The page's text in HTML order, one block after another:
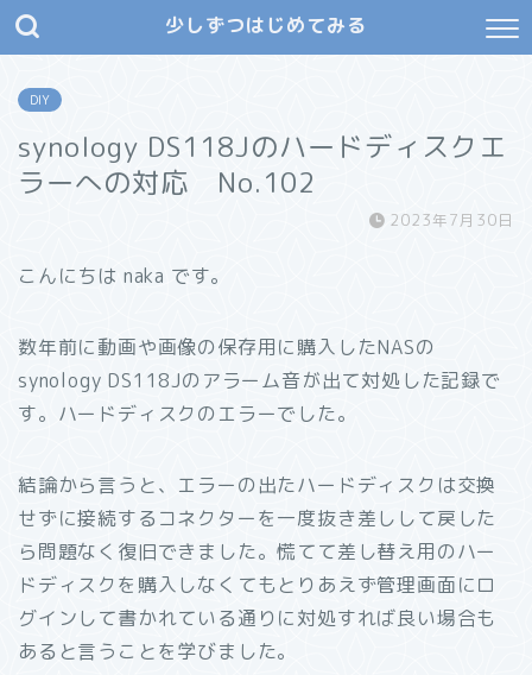
少しずつはじめてみる
DIY
synology DS118Jのハードディスクエ
ラーへの対応 No.102
2023年7月30日
こんにちは naka です。
数年前に動画や画像の保存用に購入したNASの
synology DS118Jのアラーム音が出て対処した記録で
す。ハードディスクのエラーでした。
結論から言うと、エラーの出たハードディスクは交換
せずに接続するコネクターを一度抜き差しして戻した
ら問題なく復旧できました。慌てて差し替え用のハー
ドディスクを購入しなくてもとりあえず管理画面にロ
グインして書かれている通りに対処すれば良い場合も
あると言うことを学びました。